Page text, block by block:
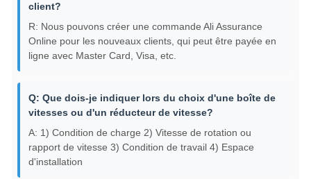
client?
R: Nous pouvons créer une commande Ali Assurance
Online pour les nouveaux clients, qui peut être payée en
ligne avec Master Card, Visa, etc.
Q: Que dois-je indiquer lors du choix d'une boîte de
vitesses ou d'un réducteur de vitesse?
A: 1) Condition de charge 2) Vitesse de rotation ou
rapport de vitesse 3) Condition de travail 4) Espace
d'installation